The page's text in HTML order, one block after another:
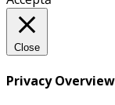
Close
Privacy Overview